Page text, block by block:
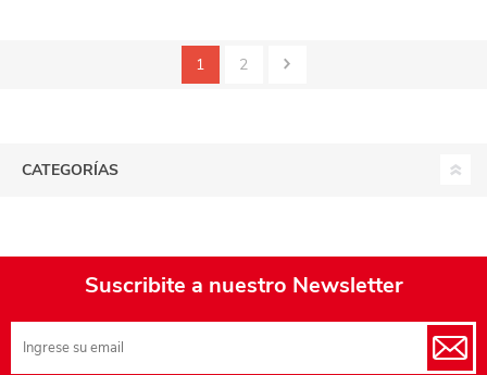
1 2
CATEGORÍAS
Suscribite a nuestro Newsletter